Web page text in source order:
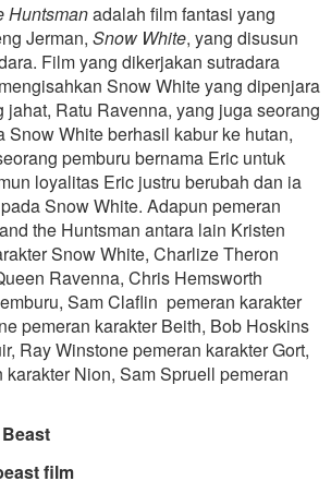
Huntsmanadalah film fantasi yang
Jerman, Snow White, yang disusun
Film yang dikerjakan sutradara
Snow White yang dipenjara
jahat, Ratu Ravenna, yang juga seorang
Snow White berhasil kabur ke hutan,
pemburu bernama Eric untuk
loyalitas Eric justru berubah dan ia
Snow White. Adapun pemeran
the Huntsman antara lain Kristen
Snow White, Charlize Theron
Ravenna, Chris Hemsworth
Sam Claflin pemeran karakter
pemeran karakter Beith, Bob Hoskins
Ray Winstone pemeran karakter Gort,
Nion, Sam Spruell pemeran